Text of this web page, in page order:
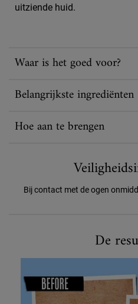
uitziende huid.
Waar is het goed voor?
Belangrijkste ingrediënten
Hoe aan te brengen
Bij contact met de ogen
De